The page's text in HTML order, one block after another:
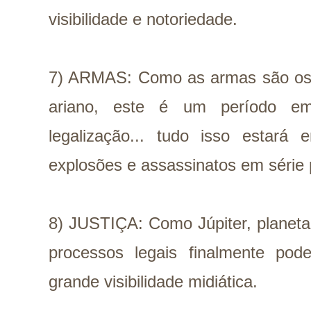
visibilidade e notoriedade.
7) ARMAS: Como as armas são
ariano, este é um período
legalização... tudo isso estará
explosões e assassinatos em série
8) JUSTIÇA: Como Júpiter,
processos legais finalmente
grande visibilidade midiática.